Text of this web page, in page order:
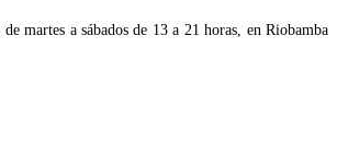
martes a sábados de 13 a 21 horas, en Riobamba